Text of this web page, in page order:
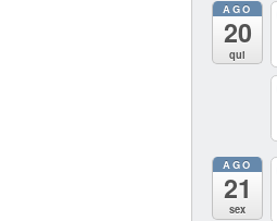
AGO
20
qui
AGO
21
sex